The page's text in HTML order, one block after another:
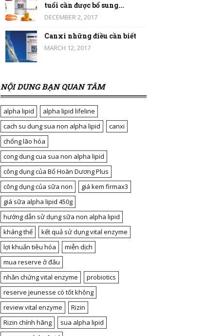
tuổi cần được bổ sung...
DECEMBER 2, 2017
Canxi những điều cần biết
MARCH 12, 2017
NỘI DUNG BẠN QUAN TÂM
alpha lipid
alpha lipid lifeline
cach su dung sua non alpha lipid
canxi
chống lão hóa
cong dung cua sua non alpha lipid
công dụng của Bổ Hoàn Dương Plus
công dụng của sữa non
giá kem firmax3
giá sữa alpha lipid 450g
hướng dẫn sử dụng sữa non alpha lipid
kháng thể
kết quả sử dụng vital enzyme
lợi khuẩn tiêu hóa
miễn dịch
mua reserve ở đâu
nhân chứng vital enzyme
probiotics
reserve jeunesse có tốt không
review vital enzyme
Rizin
Rizin chính hãng
sua alpha lipid